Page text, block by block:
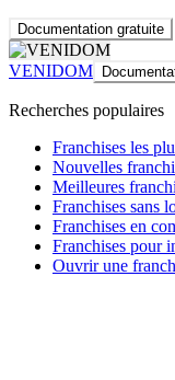
Documentation gratuite
VENIDOM
Recherches populaires
Franchises les
Nouvelles
Meilleures
Franchises sans
Franchises en
Franchises pour
Ouvrir une